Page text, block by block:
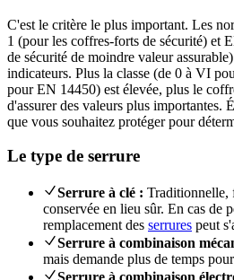
C'est le critère le plus important. Les
1 (pour les coffres-forts de sécurité) et
de sécurité de moindre valeur
indicateurs. Plus la classe (de 0 à VI
pour EN 14450) est élevée, plus le
d'assurer des valeurs plus importantes.
que vous souhaitez protéger pour
Le type de serrure
Serrure à clé : Traditionnelle,
conservée en lieu sûr. En cas de
remplacement des serrures peut
Serrure à combinaison
mais demande plus de temps